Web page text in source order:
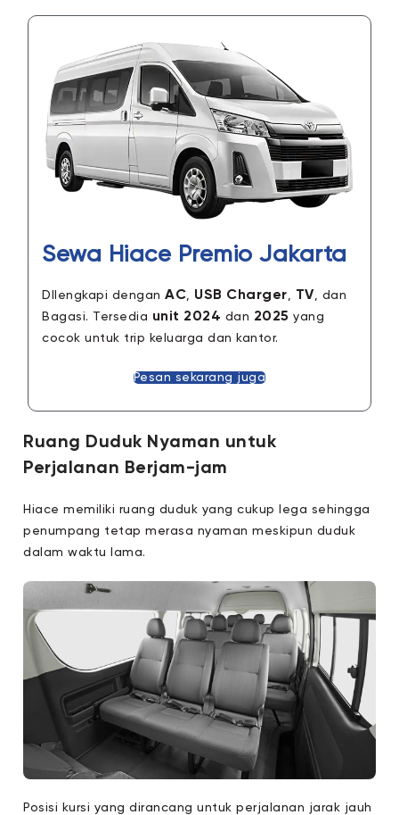
Sewa Hiace Premio Jakarta
DIlengkapi denganAC, USB Charger, TV, dan
Bagasi. Tersedia unit 2024 dan 2025yang
cocok untuk trip keluarga dan kantor.
Pesan sekarang juga
Ruang Duduk Nyaman untuk
Perjalanan Berjam-jam
Hiace memiliki ruang duduk yang cukup lega sehingga
penumpang tetap merasa nyaman meskipun duduk
dalam waktu lama.
Posisi kursi yang dirancang untuk perjalanan jarak jauh